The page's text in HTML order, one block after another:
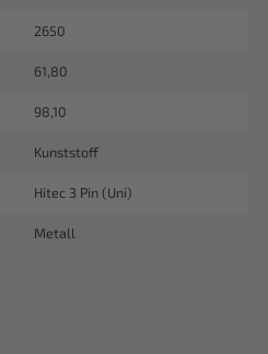
2650
61,80
98,10
Kunststoff
Hitec 3 Pin (Uni)
Metall